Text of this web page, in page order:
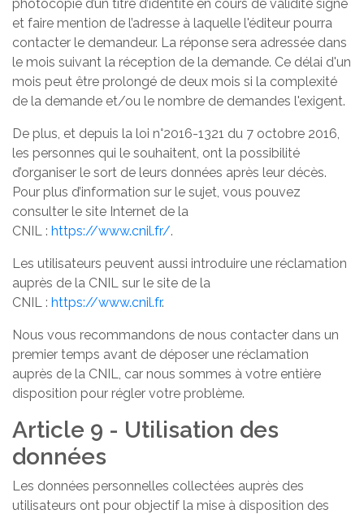
photocopie d’un titre d’identité en cours de validité signé
et faire mention de l’adresse à laquelle l'éditeur pourra
contacter le demandeur. La réponse sera adressée dans
le mois suivant la réception de la demande. Ce délai d'un
mois peut être prolongé de deux mois si la complexité
de la demande et/ou le nombre de demandes l'exigent.
De plus, et depuis la loi n°2016-1321 du 7 octobre 2016,
les personnes qui le souhaitent, ont la possibilité
d’organiser le sort de leurs données après leur décès.
Pour plus d’information sur le sujet, vous pouvez
consulter le site Internet de la
CNIL : https://www.cnil.fr/.
Les utilisateurs peuvent aussi introduire une réclamation
auprès de la CNIL sur le site de la
CNIL : https://www.cnil.fr.
Nous vous recommandons de nous contacter dans un
premier temps avant de déposer une réclamation
auprès de la CNIL, car nous sommes à votre entière
disposition pour régler votre problème.
Article 9 - Utilisation des
données
Les données personnelles collectées auprès des
utilisateurs ont pour objectif la mise à disposition des